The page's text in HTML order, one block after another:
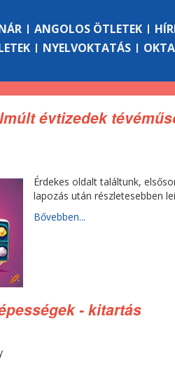
ANGOLOS ÖTLETEK
NYELVOKTATÁS
évtizedek
Érdekes oldalt találtunk,
lapozás után részletesebben
Bővebben...
- kitartás